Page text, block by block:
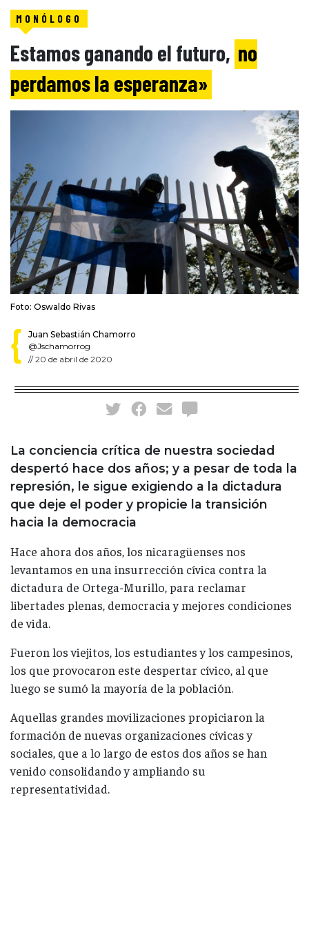
MONÓLOGO
Estamos ganando el futuro, no
perdamos la esperanza»
Foto: Oswaldo Rivas
Juan Sebastián Chamorro
@Jschamorrog
//20 de abril de 2020
La conciencia crítica de nuestra sociedad
despertó hace dos años; y a pesar de toda la
represión, le sigue exigiendo a la dictadura
que deje el poder y propicie la transición
hacia la democracia
Hace ahora dos años, los nicaragüenses nos
levantamos en una insurrección cívica contra la
dictadura de Ortega-Murillo, para reclamar
libertades plenas, democracia y mejores condiciones
de vida.
Fueron los viejitos, los estudiantes y los campesinos,
los que provocaron este despertar cívico, al que
luego se sumó la mayoría de la población.
Aquellas grandes movilizaciones propiciaron la
formación de nuevas organizaciones cívicas y
sociales, que a lo largo de estos dos años se han
venido consolidando y ampliando su
representatividad.